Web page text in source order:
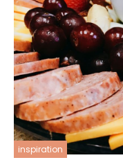
inspiration